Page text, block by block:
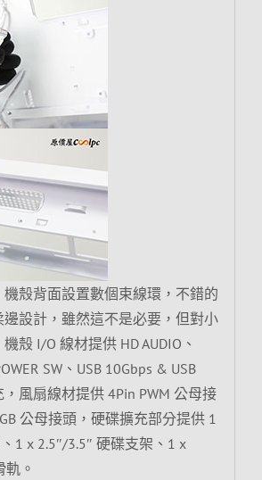
機殼背面設置數個束線環，不錯的
設計，雖然這不是必要，但對小
殼 I/O 線材提供 HD AUDIO、
SW、USB 10Gbps & USB
，風扇線材提供 4Pin PWM 公母接
公母接頭，硬碟擴充部分提供 1
1 x 2.5″/3.5″ 硬碟支架、1 x
軌。